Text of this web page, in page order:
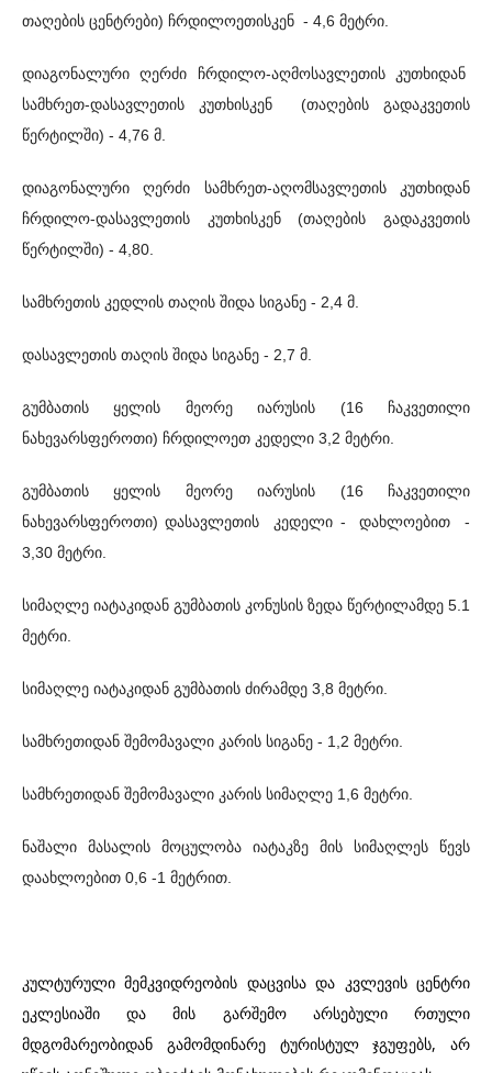
თაღების ცენტრები) ჩრდილოეთისკენ - 4,6 მეტრი.
დიაგონალური ღერძი ჩრდილო-აღმოსავლეთის კუთხიდან
სამხრეთ-დასავლეთის კუთხისკენ (თაღების გადაკვეთის
წერტილში) - 4,76 მ.
დიაგონალური ღერძი სამხრეთ-აღომსავლეთის კუთხიდან
ჩრდილო-დასავლეთის კუთხისკენ (თაღების გადაკვეთის
წერტილში) - 4,80.
სამხრეთის კედლის თაღის შიდა სიგანე - 2,4 მ.
დასავლეთის თაღის შიდა სიგანე - 2,7 მ.
გუმბათის ყელის მეორე იარუსის (16 ჩაკვეთილი
ნახევარსფეროთი) ჩრდილოეთ კედელი 3,2 მეტრი.
გუმბათის ყელის მეორე იარუსის (16 ჩაკვეთილი
ნახევარსფეროთი) დასავლეთის კედელი - დახლოებით -
3,30 მეტრი.
სიმაღლე იატაკიდან გუმბათის კონუსის ზედა წერტილამდე 5.1
მეტრი.
სიმაღლე იატაკიდან გუმბათის ძირამდე 3,8 მეტრი.
სამხრეთიდან შემომავალი კარის სიგანე - 1,2 მეტრი.
სამხრეთიდან შემომავალი კარის სიმაღლე 1,6 მეტრი.
ნაშალი მასალის მოცულობა იატაკზე მის სიმაღლეს წევს
დაახლოებით 0,6 -1 მეტრით.
კულტურული მემკვიდრეობის დაცვისა და კვლევის ცენტრი
ეკლესიაში და მის გარშემო არსებული რთული
მდგომარეობიდან გამომდინარე ტურისტულ ჯგუფებს, არ